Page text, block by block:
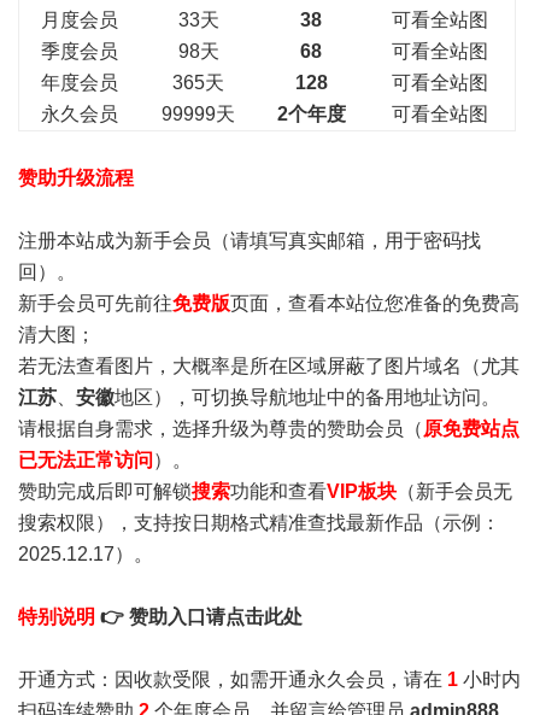
月度会员
33天 38
可看全站图
季度会员
98天 68
可看全站图
年度会员
365天 128
可看全站图
永久会员
99999天 2个年度 可看全站图
赞助升级流程
注册本站成为新手会员 （请填写真实邮箱，用于密码找
回）。
新手会员可先前往免费版页面，查看本站位您准备的免费高
清大图；
若无法查看图片，大概率是所在区域屏蔽了图片域名（尤其
江苏
安徽地区），可切换导航地址中的备用地址访问。
请根据自身需求，选择升级为尊贵的赞助会员（ 原免费站点
已无法正常访问 ）。
赞助完成后即可解锁搜索功能和查看VIP板块 （新手会员无
搜索权限），支持按日期格式精准查找最新作品（示例：
2025.12.17）。
特别说明 👉 赞助入口请点击此处
开通方式：因收款受限，如需开通永久会员，请在 1 小时内
扫码连续赞助 2 个年度会员，并留言给管理员 admin888